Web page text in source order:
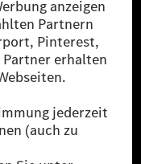
von MB.CHARGE
an der jeweiligen
Energien vorliegt,
Diese stellen
Public eine äquivalente
eingespeist wird.
vehicles Test